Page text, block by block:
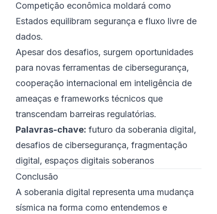
Competição econômica moldará como
Estados equilibram segurança e fluxo livre de
dados.
Apesar dos desafios, surgem oportunidades
para novas ferramentas de cibersegurança,
cooperação internacional em inteligência de
ameaças e frameworks técnicos que
transcendam barreiras regulatórias.
Palavras-chave: futuro da soberania digital,
desafios de cibersegurança, fragmentação
digital, espaços digitais soberanos
Conclusão
A soberania digital representa uma mudança
sísmica na forma como entendemos e